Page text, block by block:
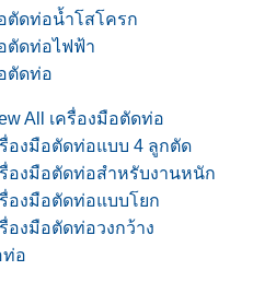
ตัดท่อน้ำโสโครก
ตัดท่อไฟฟ้า
ตัดท่อ
All เครื่องมือตัดท่อ
รื่องมือตัดท่อแบบ 4 ลูกตัด
รื่องมือตัดท่อสำหรับงานหนัก
รื่องมือตัดท่อแบบโยก
องมือตัดท่อวงกว้าง
ท่อ